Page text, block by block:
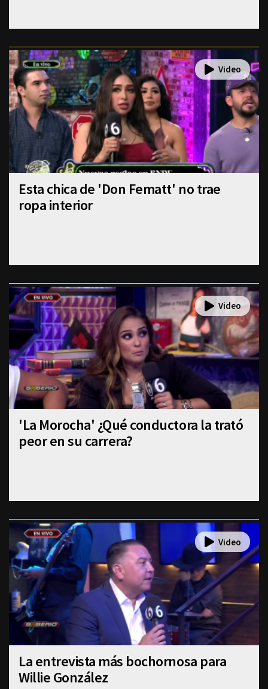
Esta chica de 'Don Fematt' no trae
ropa interior
'La Morocha' ¿Qué conductora la trató
peor en su carrera?
La entrevista más bochornosa para
Willie González